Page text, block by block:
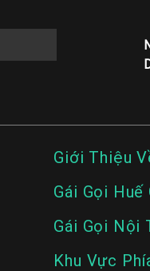
Giới Thiệu
Gái Gọi Huế
Gái Gọi Nội
Khu Vực